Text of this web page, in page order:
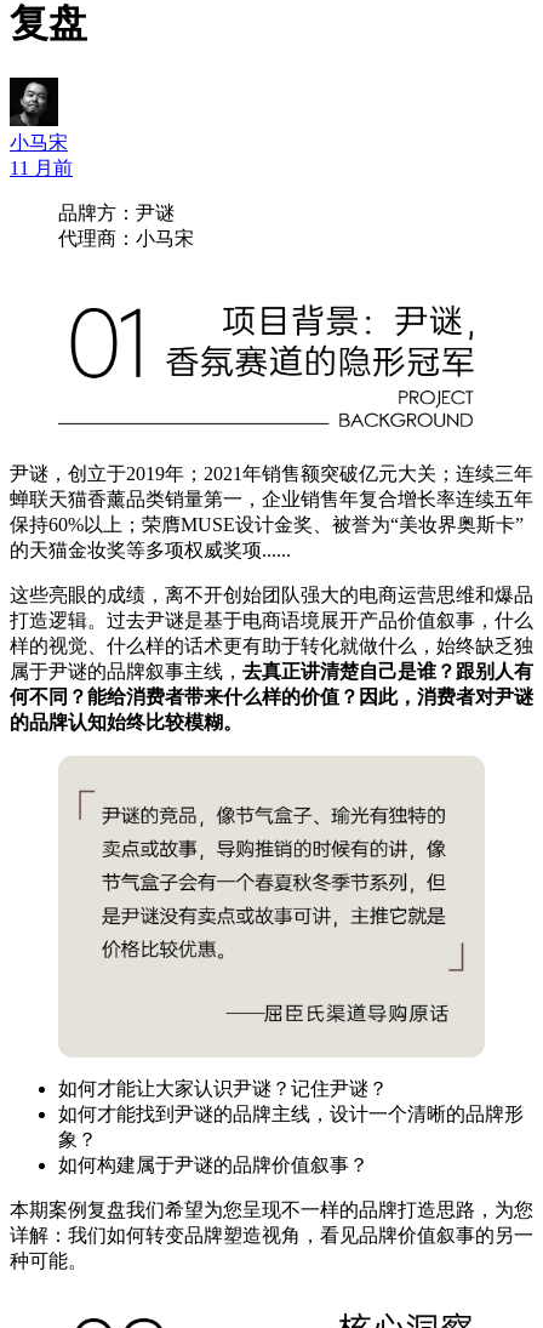
复盘
小马宋
11 月前
品牌方：尹谜
代理商：小马宋
尹谜，创立于2019年；2021年销售额突破亿元大关；连续三年
蝉联天猫香薰品类销量第一，企业销售年复合增长率连续五年
保持60%以上；荣膺MUSE设计金奖、被誉为“美妆界奥斯卡”
的天猫金妆奖等多项权威奖项......
这些亮眼的成绩，离不开创始团队强大的电商运营思维和爆品
打造逻辑。过去尹谜是基于电商语境展开产品价值叙事，什么
样的视觉、什么样的话术更有助于转化就做什么，始终缺乏独
属于尹谜的品牌叙事主线， 去真正讲清楚自己是谁？跟别人有
何不同？能给消费者带来什么样的价值？因此，消费者对尹谜
的品牌认知始终比较模糊。
如何才能让大家认识尹谜？记住尹谜？
如何才能找到尹谜的品牌主线，设计一个清晰的品牌形
象？
如何构建属于尹谜的品牌价值叙事？
本期案例复盘我们希望为您呈现不一样的品牌打造思路，为您
详解：我们如何转变品牌塑造视角，看见品牌价值叙事的另一
种可能。